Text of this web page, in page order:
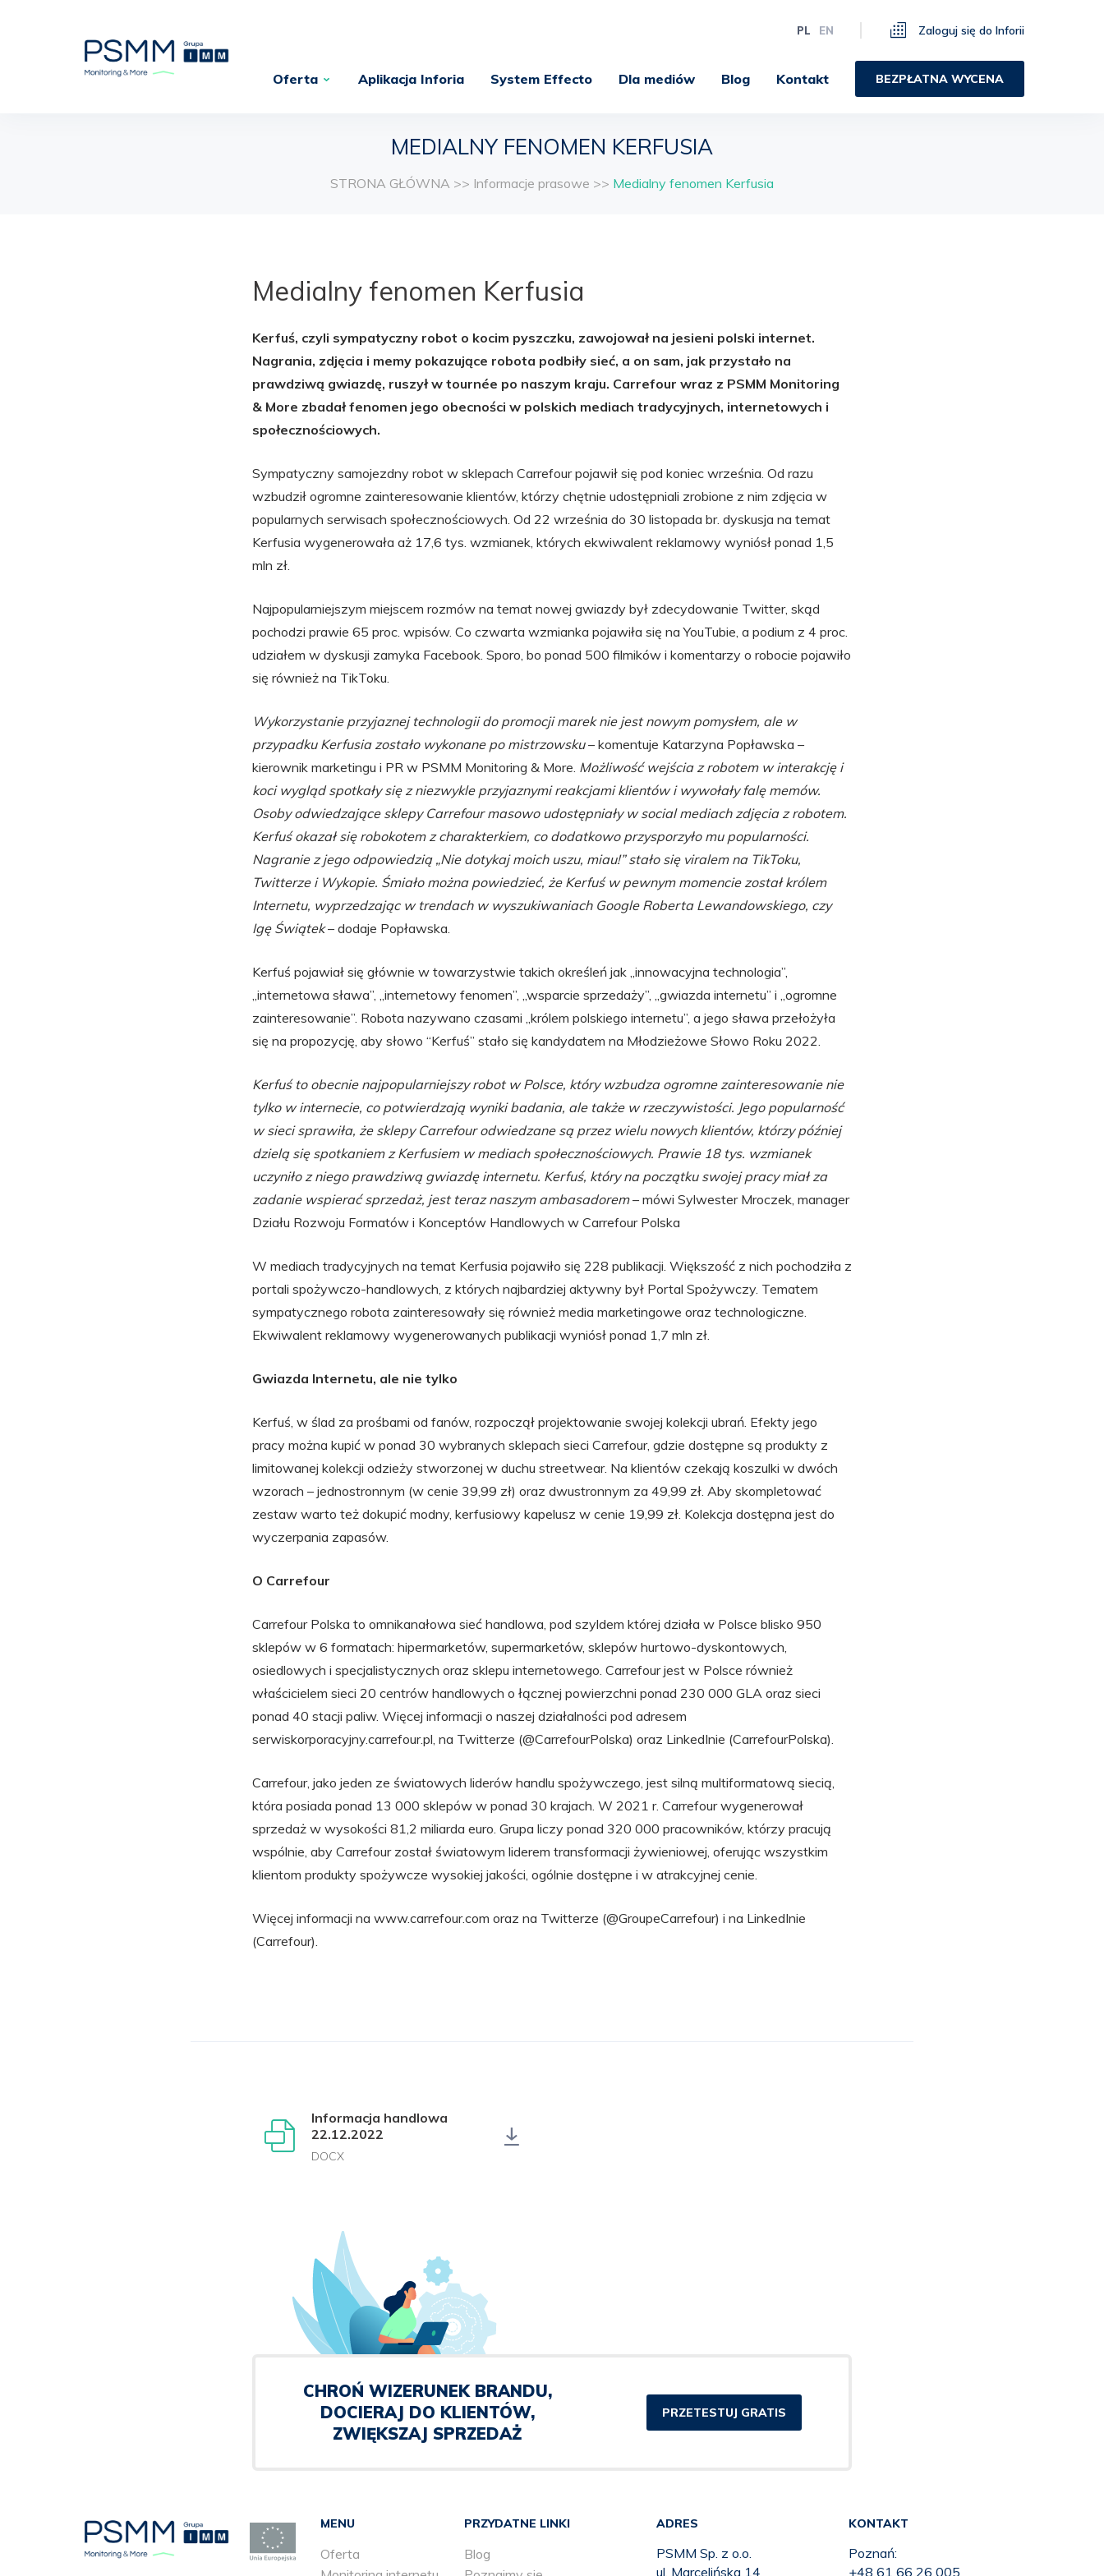
PL EN Zaloguj się do Inforii
Oferta Aplikacja Inforia System Effecto Dla mediów Blog Kontakt BEZPŁATNA WYCENA
MEDIALNY FENOMEN KERFUSIA
STRONA GŁÓWNA >> Informacje prasowe >> Medialny fenomen Kerfusia
Medialny fenomen Kerfusia
Kerfuś, czyli sympatyczny robot o kocim pyszczku, zawojował na jesieni polski internet.
Nagrania, zdjęcia i memy pokazujące robota podbiły sieć, a on sam, jak przystało na
prawdziwą gwiazdę, ruszył w tournée po naszym kraju. Carrefour wraz z PSMM Monitoring
& More zbadał fenomen jego obecności w polskich mediach tradycyjnych, internetowych i
społecznościowych.
Sympatyczny samojezdny robot w sklepach Carrefour pojawił się pod koniec września. Od razu
wzbudził ogromne zainteresowanie klientów, którzy chętnie udostępniali zrobione z nim zdjęcia w
popularnych serwisach społecznościowych. Od 22 września do 30 listopada br. dyskusja na temat
Kerfusia wygenerowała aż 17,6 tys. wzmianek, których ekwiwalent reklamowy wyniósł ponad 1,5
mln zł.
Najpopularniejszym miejscem rozmów na temat nowej gwiazdy był zdecydowanie Twitter, skąd
pochodzi prawie 65 proc. wpisów. Co czwarta wzmianka pojawiła się na YouTubie, a podium z 4 proc.
udziałem w dyskusji zamyka Facebook. Sporo, bo ponad 500 filmików i komentarzy o robocie pojawiło
się również na TikToku.
Wykorzystanie przyjaznej technologii do promocji marek nie jest nowym pomysłem, ale w
przypadku Kerfusia zostało wykonane po mistrzowsku– komentuje Katarzyna Popławska –
kierownik marketingu i PR w PSMM Monitoring & More. Możliwość wejścia z robotem w interakcję i
koci wygląd spotkały się z niezwykle przyjaznymi reakcjami klientów i wywołały falę memów.
Osoby odwiedzające sklepy Carrefour masowo udostępniały w social mediach zdjęcia z robotem.
Kerfuś okazał się robokotem z charakterkiem, co dodatkowo przysporzyło mu popularności.
Nagranie z jego odpowiedzią „Nie dotykaj moich uszu, miau!” stało się viralem na TikToku,
Twitterze i Wykopie. Śmiało można powiedzieć, że Kerfuś w pewnym momencie został królem
Internetu, wyprzedzając w trendach w wyszukiwaniach Google Roberta Lewandowskiego, czy
Igę Świątek– dodaje Popławska.
Kerfuś pojawiał się głównie w towarzystwie takich określeń jak „innowacyjna technologia”,
„internetowa sława”, „internetowy fenomen”, „wsparcie sprzedaży”, „gwiazda internetu” i „ogromne
zainteresowanie”. Robota nazywano czasami „królem polskiego internetu”, a jego sława przełożyła
się na propozycję, aby słowo “Kerfuś” stało się kandydatem na Młodzieżowe Słowo Roku 2022.
Kerfuś to obecnie najpopularniejszy robot w Polsce, który wzbudza ogromne zainteresowanie nie
tylko w internecie, co potwierdzają wyniki badania, ale także w rzeczywistości. Jego popularność
w sieci sprawiła, że sklepy Carrefour odwiedzane są przez wielu nowych klientów, którzy później
dzielą się spotkaniem z Kerfusiem w mediach społecznościowych. Prawie 18 tys. wzmianek
uczyniło z niego prawdziwą gwiazdę internetu. Kerfuś, który na początku swojej pracy miał za
zadanie wspierać sprzedaż, jest teraz naszym ambasadorem– mówi Sylwester Mroczek, manager
Działu Rozwoju Formatów i Konceptów Handlowych w Carrefour Polska
W mediach tradycyjnych na temat Kerfusia pojawiło się 228 publikacji. Większość z nich pochodziła z
portali spożywczo-handlowych, z których najbardziej aktywny był Portal Spożywczy. Tematem
sympatycznego robota zainteresowały się również media marketingowe oraz technologiczne.
Ekwiwalent reklamowy wygenerowanych publikacji wyniósł ponad 1,7 mln zł.
Gwiazda Internetu, ale nie tylko
Kerfuś, w ślad za prośbami od fanów, rozpoczął projektowanie swojej kolekcji ubrań. Efekty jego
pracy można kupić w ponad 30 wybranych sklepach sieci Carrefour, gdzie dostępne są produkty z
limitowanej kolekcji odzieży stworzonej w duchu streetwear. Na klientów czekają koszulki w dwóch
wzorach – jednostronnym (w cenie 39,99 zł) oraz dwustronnym za 49,99 zł. Aby skompletować
zestaw warto też dokupić modny, kerfusiowy kapelusz w cenie 19,99 zł. Kolekcja dostępna jest do
wyczerpania zapasów.
O Carrefour
Carrefour Polska to omnikanałowa sieć handlowa, pod szyldem której działa w Polsce blisko 950
sklepów w 6 formatach: hipermarketów, supermarketów, sklepów hurtowo-dyskontowych,
osiedlowych i specjalistycznych oraz sklepu internetowego. Carrefour jest w Polsce również
właścicielem sieci 20 centrów handlowych o łącznej powierzchni ponad 230 000 GLA oraz sieci
ponad 40 stacji paliw. Więcej informacji o naszej działalności pod adresem
serwiskorporacyjny.carrefour.pl, na Twitterze (@CarrefourPolska) oraz LinkedInie (CarrefourPolska).
Carrefour, jako jeden ze światowych liderów handlu spożywczego, jest silną multiformatową siecią,
która posiada ponad 13 000 sklepów w ponad 30 krajach. W 2021 r. Carrefour wygenerował
sprzedaż w wysokości 81,2 miliarda euro. Grupa liczy ponad 320 000 pracowników, którzy pracują
wspólnie, aby Carrefour został światowym liderem transformacji żywieniowej, oferując wszystkim
klientom produkty spożywcze wysokiej jakości, ogólnie dostępne i w atrakcyjnej cenie.
Więcej informacji na www.carrefour.com oraz na Twitterze (@GroupeCarrefour) i na LinkedInie
(Carrefour).
Informacja handlowa
22.12.2022
DOCX
CHROŃ WIZERUNEK BRANDU,
DOCIERAJ DO KLIENTÓW,
ZWIĘKSZAJ SPRZEDAŻ
PRZETESTUJ GRATIS
MENU
Oferta
PRZYDATNE LINKI
Blog
ADRES
PSMM Sp. z o.o.
ul. Marcelińska 14
KONTAKT
Poznań:
+48 61 66 26 005